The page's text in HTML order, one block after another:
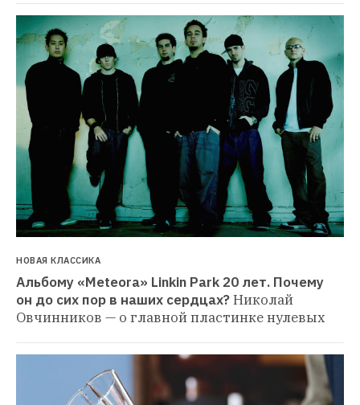
НОВАЯ КЛАССИКА
Альбому «Meteora» Linkin Park 20 лет. Почему
он до сих пор в наших сердцах?Николай
Овчинников — о главной пластинке нулевых